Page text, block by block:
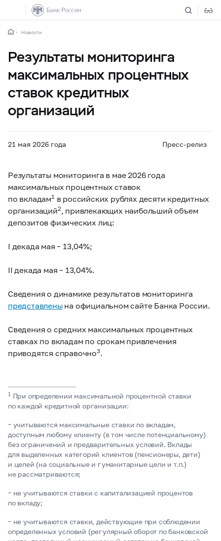
Новости
Результаты мониторинга
максимальных процентных
ставок кредитных
организаций
21 мая 2026 года Пресс-релиз
Результаты мониторинга в мае 2026 года
максимальных процентных ставок
по вкладам1 в российских рублях десяти кредитных
организаций2, привлекающих наибольший объем
депозитов физических лиц:
I декада мая – 13,04%;
II декада мая – 13,04%.
Сведения о динамике результатов мониторинга
представленына официальном сайте Банка России.
Сведения о средних максимальных процентных
ставках по вкладам по срокам привлечения
приводятся справочно3.
1При определении максимальной процентной ставки
по каждой кредитной организации:
– учитываются максимальные ставки по вкладам,
доступным любому клиенту (в том числе потенциальному)
без ограничений и предварительных условий. Вклады
для выделенных категорий клиентов (пенсионеры, дети)
и целей (на социальные и гуманитарные цели и т.п.)
не рассматриваются;
– не учитываются ставки с капитализацией процентов
по вкладу;
– не учитываются ставки, действующие при соблюдении
определенных условий (регулярный оборот по банковской